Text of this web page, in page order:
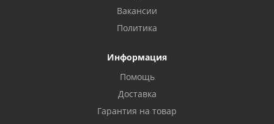
Вакансии
Политика
Информация
Помощь
Доставка
Гарантия на товар